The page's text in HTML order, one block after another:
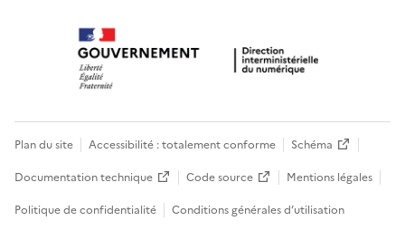
Plan du site Accessibilité : totalement conforme
Schéma
Documentation technique
Code source
Mentions légales
Politique de confidentialité
Conditions générales d’utilisation